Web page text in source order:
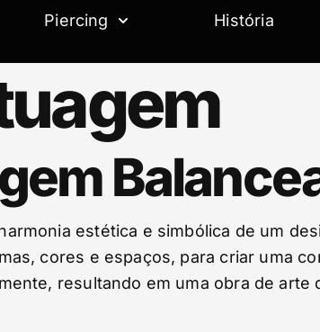
Piercing História
estética e simbólica de um
cores e espaços, para criar uma
resultando em uma obra de arte